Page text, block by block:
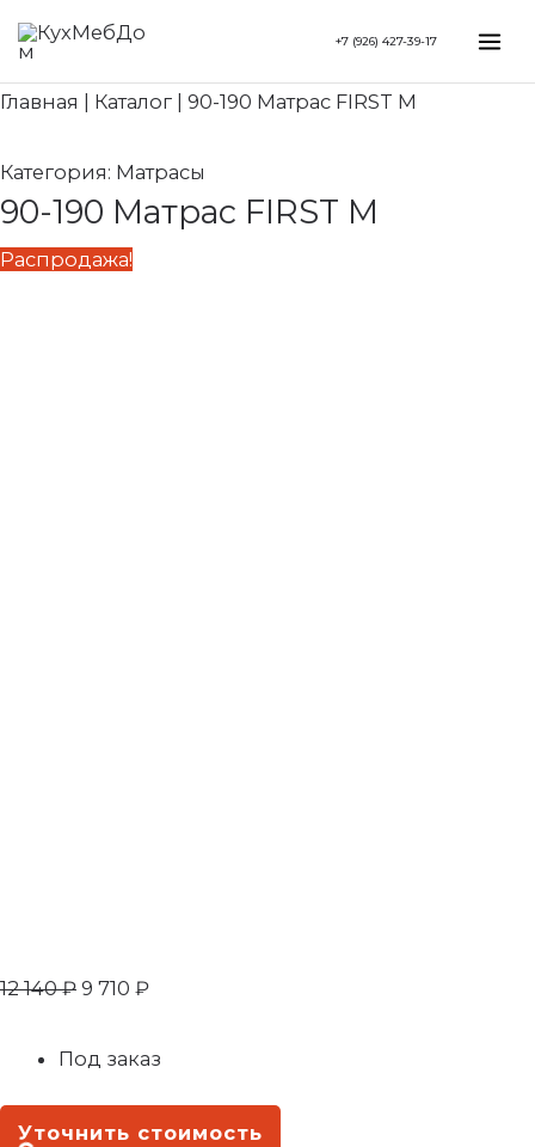
Перейти
содержимому
+7 (926) 427-39-17
Главная Каталог 90-190 Матрас FIRST M
Категория: Матрасы
90-190 Матрас FIRST M
Распродажа!
12 140₽
Первоначальная
составляла
140 ₽.
9 710 ₽
9
Под заказ
Уточнить стоимость
Search...